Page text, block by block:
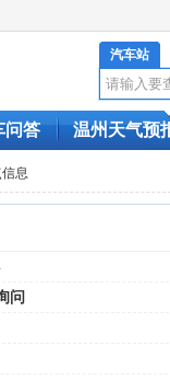
汽车站
问答 温州天气预
息
问